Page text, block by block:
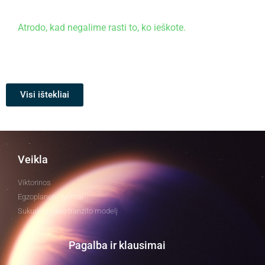
Atrodo, kad negalime rasti to, ko ieškote.
Visi ištekliai
Veikla
Viktorinos
Egzoplanetų tyrimai
Sukurkite savo tranzito modelį
Pagalba ir klausimai